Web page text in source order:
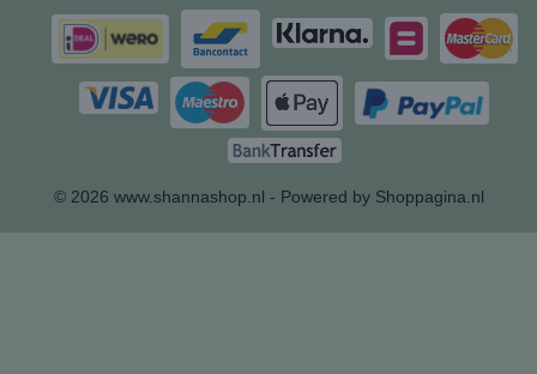
© 2026 www.shannashop.nl - Powered by Shoppagina.nl